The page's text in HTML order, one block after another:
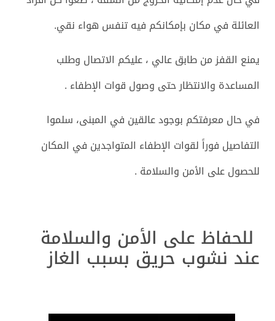
العائلة في مكان بإمكانكم فيه تنفس هواء نقي.
يمنع القفز من طابق عالي ، عليكم الاتصال وطلب
المساعدة والانتظار حتى وصول قوات الإطفاء .
في حال معرفتكم بوجود عالقين في المبنى، سلموا
التفاصيل فوراً لقوات الإطفاء المتواجدين في المكان
للحصول على الأمن والسلامة .
للحفاظ على الأمن والسلامة
عند نشوب حريق بسبب الغاز